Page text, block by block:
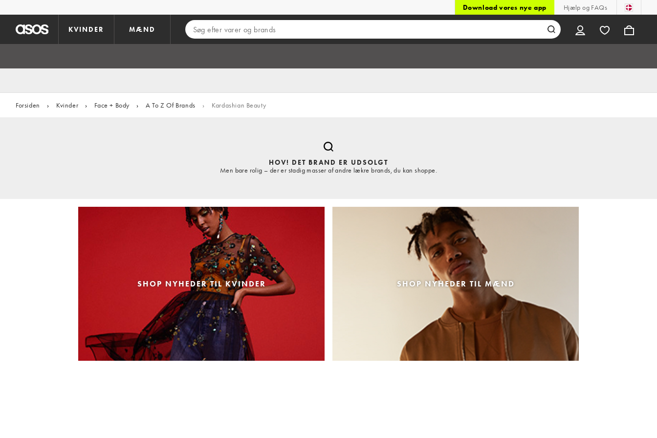
Download vores nye app Hjælp og FAQs
KVINDER MÆND
Forsiden › Kvinder › Face + Body › A To Z Of Brands › Kardashian Beauty
HOV! DET BRAND ER UDSOLGT
Men bare rolig – der er stadig masser af andre lækre brands, du kan shoppe.
SHOP NYHEDER TIL KVINDER SHOP NYHEDER TIL MÆND